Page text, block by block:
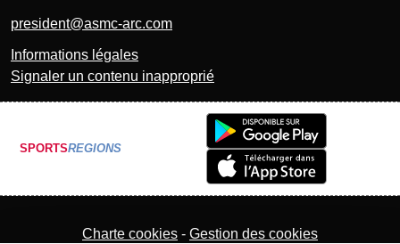
president@asmc-arc.com
Informations légales
Signaler un contenu inapproprié
SPORTSREGIONS
Charte cookies Gestion des cookies